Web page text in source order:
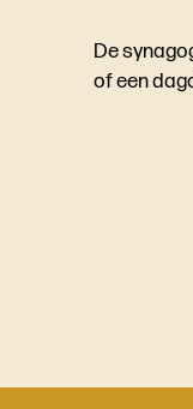
De
of een